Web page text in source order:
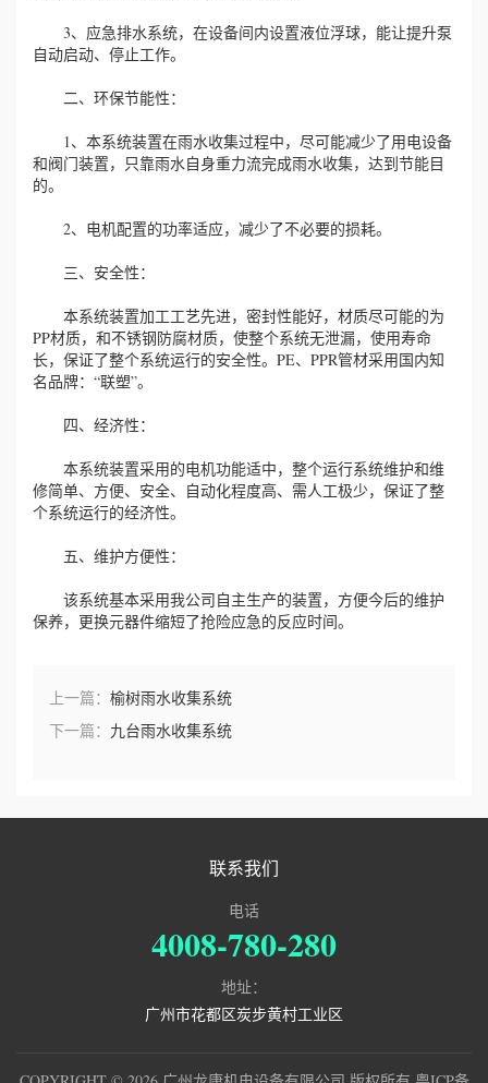
3、应急排水系统，在设备间内设置液位浮球，能让提升泵
自动启动、停止工作。
二、环保节能性：
1、本系统装置在雨水收集过程中，尽可能减少了用电设备
和阀门装置，只靠雨水自身重力流完成雨水收集，达到节能目
的。
2、电机配置的功率适应，减少了不必要的损耗。
三、安全性：
本系统装置加工工艺先进，密封性能好，材质尽可能的为
PP材质，和不锈钢防腐材质，使整个系统无泄漏，使用寿命
长，保证了整个系统运行的安全性。PE、PPR管材采用国内知
名品牌：“联塑”。
四、经济性：
本系统装置采用的电机功能适中，整个运行系统维护和维
修简单、方便、安全、自动化程度高、需人工极少，保证了整
个系统运行的经济性。
五、维护方便性：
该系统基本采用我公司自主生产的装置，方便今后的维护
保养，更换元器件缩短了抢险应急的反应时间。
上一篇： 榆树雨水收集系统
下一篇： 九台雨水收集系统
联系我们
电话
4008-780-280
地址：
广州市花都区炭步黄村工业区